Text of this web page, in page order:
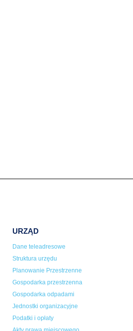
URZĄD
Dane teleadresowe
Struktura urzędu
Planowanie Przestrzenne
Gospodarka przestrzenna
Gospodarka odpadami
Jednostki organizacyjne
Podatki i opłaty